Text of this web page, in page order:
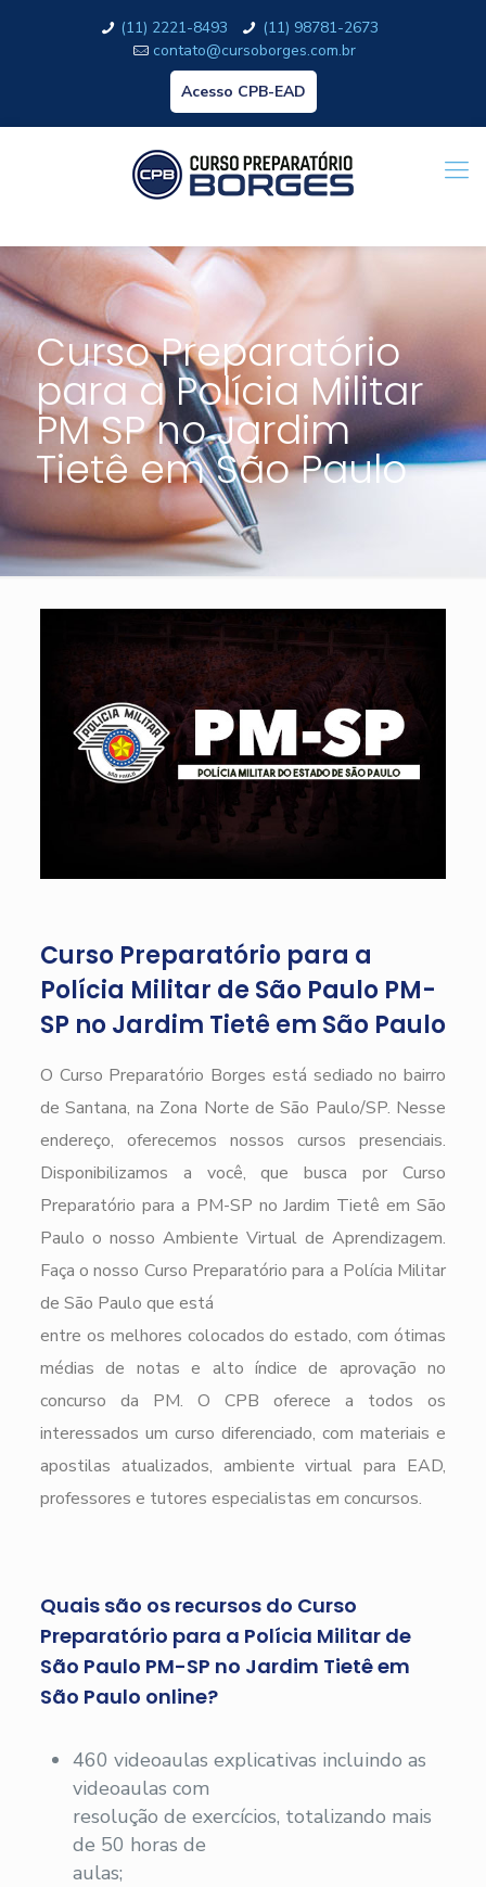
(11) 2221-8493
(11) 98781-2673
contato@cursoborges.com.br
Acesso CPB-EAD
Curso Preparatório
para a Polícia Militar
PM SP no Jardim
Tietê em São Paulo
Curso Preparatório para a
Polícia Militar de São Paulo PM-
SP no Jardim Tietê em São Paulo
O Curso Preparatório Borges está sediado no bairro
de Santana, na Zona Norte de São Paulo/SP. Nesse
endereço, oferecemos nossos cursos presenciais.
Disponibilizamos a você, que busca por Curso
Preparatório para a PM-SP no Jardim Tietê em São
Paulo o nosso Ambiente Virtual de Aprendizagem.
Faça o nosso Curso Preparatório para a Polícia Militar
de São Paulo que está
entre os melhores colocados do estado, com ótimas
médias de notas e alto índice de aprovação no
concurso da PM. O CPB oferece a todos os
interessados um curso diferenciado, com materiais e
apostilas atualizados, ambiente virtual para EAD,
professores e tutores especialistas em concursos.
Quais são os recursos do Curso
Preparatório para a Polícia Militar de
São Paulo PM-SP no Jardim Tietê em
São Paulo online?
460 videoaulas explicativas incluindo as
videoaulas com
resolução de exercícios, totalizando mais
de 50 horas de
aulas;